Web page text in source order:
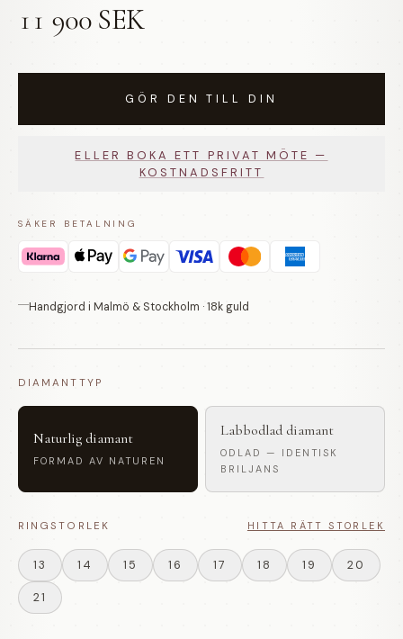
11 900 SEK
GÖR DEN TILL DIN
ELLER BOKA ETT PRIVAT MÖTE —
KOSTNADSFRITT
SÄKER BETALNING
Handgjord i Malmö & Stockholm · 18k guld
DIAMANTTYP
Naturlig diamant
FORMAD AV NATUREN
Labbodlad diamant
ODLAD — IDENTISK
BRILJANS
RINGSTORLEK HITTA RÄTT STORLEK
13 14 15 16 17 18 19 20
21